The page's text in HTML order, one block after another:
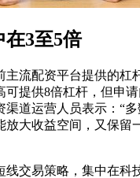
3至5倍
主流配资平台提供的杠
可提供8倍杠杆，但申
渠道运营人员表示：“
放大收益空间，又保留
线交易策略，集中在科